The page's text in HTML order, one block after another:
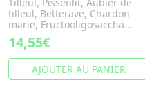
tilleul, Betterave, Chardon
marie, Fructooligosaccha...
14,55€
AJOUTER AU PANIER